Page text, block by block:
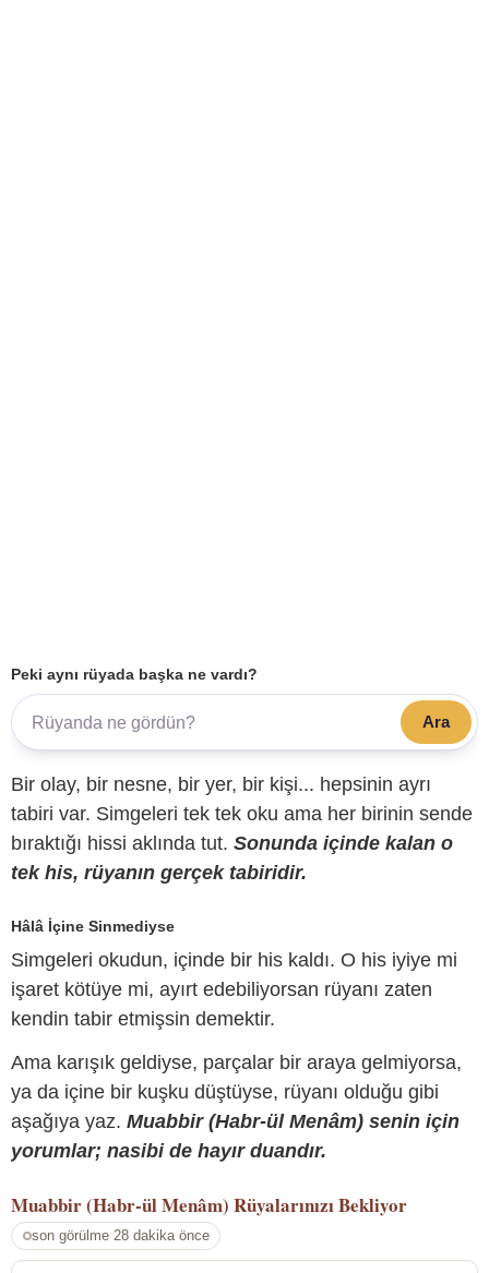
Peki aynı rüyada başka ne vardı?
Ara
Bir olay, bir nesne, bir yer, bir kişi... hepsinin ayrı
tabiri var. Simgeleri tek tek oku ama her birinin sende
bıraktığı hissi aklında tut. Sonunda içinde kalan o
tek his, rüyanın gerçek tabiridir.
Hâlâ İçine Sinmediyse
Simgeleri okudun, içinde bir his kaldı. O his iyiye mi
işaret kötüye mi, ayırt edebiliyorsan rüyanı zaten
kendin tabir etmişsin demektir.
Ama karışık geldiyse, parçalar bir araya gelmiyorsa,
ya da içine bir kuşku düştüyse, rüyanı olduğu gibi
aşağıya yaz. Muabbir (Habr-ül Menâm) senin için
yorumlar; nasibi de hayır duandır.
Muabbir (Habr-ül Menâm) Rüyalarınızı Bekliyor
son görülme 28 dakika önce